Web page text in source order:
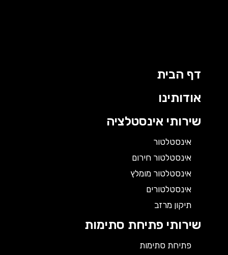
דף הבית
אודותינו
שירותי אינסטלציה
אינסטלטור
אינסטלטור חירום
אינסטלטור מומלץ
אינסטלטורים
תיקון מרזב
שירותי פתיחת סתימות
פתיחת סתימות